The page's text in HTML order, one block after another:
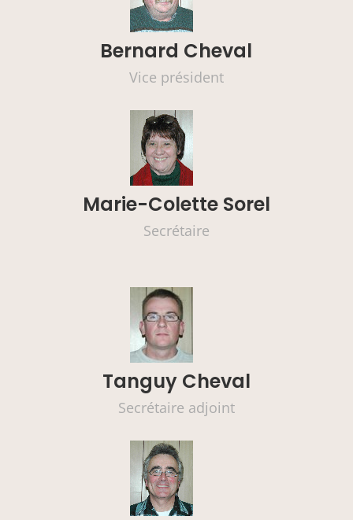
Bernard Cheval
Vice président
Marie-Colette Sorel
Secrétaire
Tanguy Cheval
Secrétaire adjoint